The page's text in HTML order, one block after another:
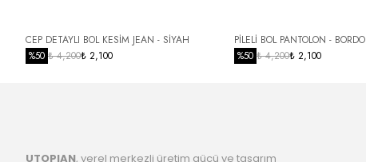
CEP DETAYLI BOL KESİM JEAN - SİYAH
%50 ₺ 4,200₺ 2,100
PİLELİ BOL PANTOLON - BORDO
%50 ₺ 4,200₺ 2,100
UTOPIAN, yerel merkezli üretim gücü ve tasarım